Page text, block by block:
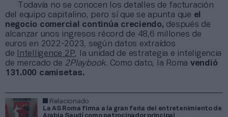
Todavía no se conocen los detalles de facturación
del equipo capitalino, pero sí que se apunta que el
negocio comercial continúa creciendo, después de
alcanzar unos ingresos récord de 48,6 millones de
euros en 2022-2023, según datos extraídos
de
Intelligence 2P, la unidad de estrategia e inteligencia
de mercado de 2Playbook. Como dato, la Roma vendió
131.000 camisetas.
Relacionado
La AS Roma firma a la gran feria del entretenimiento de